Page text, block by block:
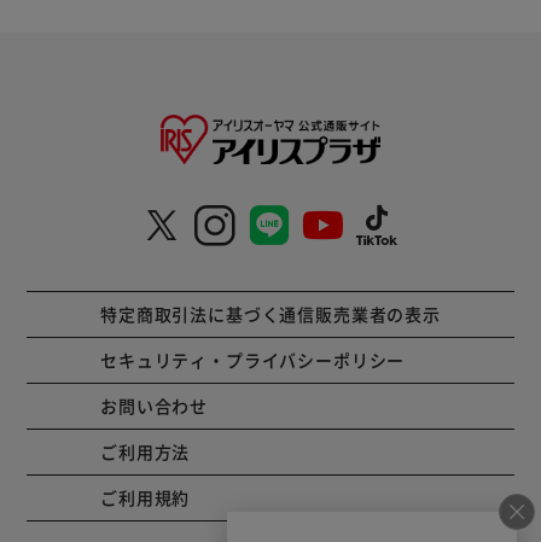
特定商取引法に基づく通信販売業者の表示
セキュリティ・プライバシーポリシー
お問い合わせ
ご利用方法
ご利用規約